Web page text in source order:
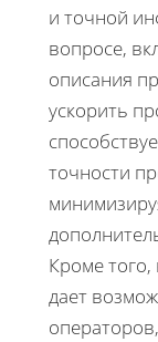
и точной
вопросе,
описания
ускорить
точности
Кроме
дает